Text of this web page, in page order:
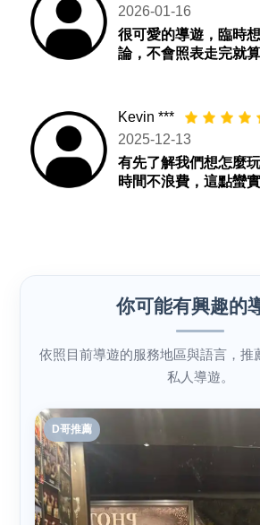
2026-01-16
很可愛的導遊，臨時
論，不會照表走完就算
Kevin ***
2025-12-13
有先了解我們想怎麼
時間不浪費，這點蠻實
你可能有興趣的
依照目前導遊的服務地區與語言，推
私人導遊。
D哥推薦